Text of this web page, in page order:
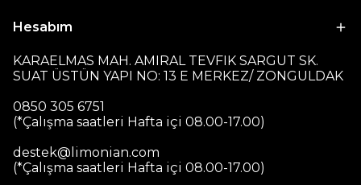
Hesabım
KARAELMAS MAH. AMIRAL TEVFIK SARGUT SK.
SUAT ÜSTÜN YAPI NO: 13 E MERKEZ/ ZONGULDAK
0850 305 6751
(*Çalışma saatleri Hafta içi 08.00-17.00)
destek@limonian.com
(*Çalışma saatleri Hafta içi 08.00-17.00)